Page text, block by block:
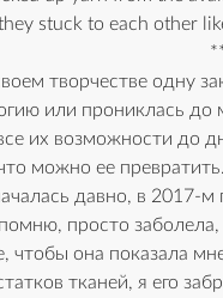
stuck to each other
творчестве одну
или прониклась
их возможности до
можно ее превратить.
давно, в 2017-
просто
чтобы она показала
тканей, я его